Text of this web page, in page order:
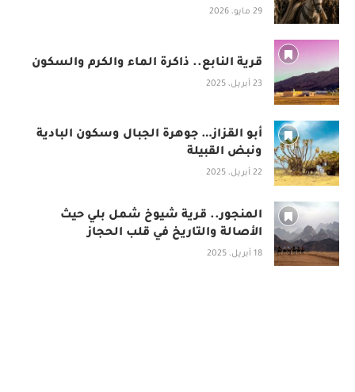
29 مايو، 2026
قرية النابع.. ذاكرة الماء والكرم والسكون
23 أبريل، 2025
أبو القزاز… جوهرة الجبال وسكون البادية
ونبض القبيلة
22 أبريل، 2025
المنجور.. قرية شيوخ شمل بلي حيث
الأصالة والتاريخ في قلب الحجاز
18 أبريل، 2025